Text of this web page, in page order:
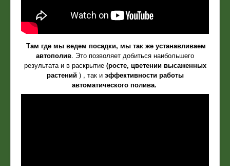
Там где мы ведем посадки, мы так же устанавливаем
автополив. Это позволяет добиться наибольшего
результата и в раскрытие (росте, цветении высаженных
растений) , так и эффективности работы
автоматического полива.